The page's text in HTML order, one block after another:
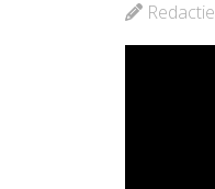
Redactie
Bekijk de pagina